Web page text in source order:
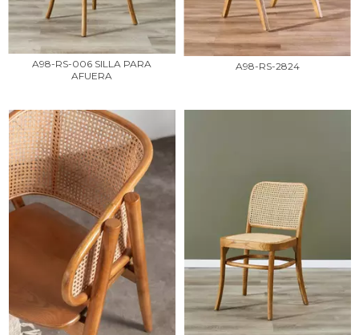
A98-RS-006 SILLA PARA
AFUERA
A98-RS-2824